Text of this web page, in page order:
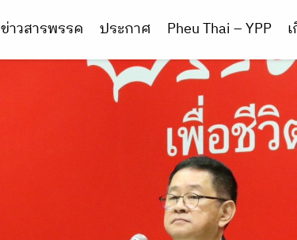
ข่าวสารพรรค ประกาศ Pheu Thai – YPP